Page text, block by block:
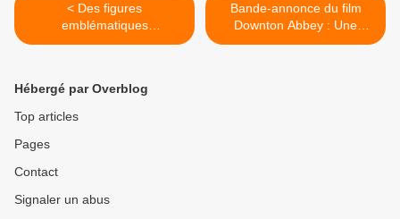
< Des figures
emblématiques
de comédies musicales
Show.
Bande-annonce du film
Downton Abbey : Une
Nouvelle Ère (VOST et VF).
Hébergé par Overblog
Top articles
Pages
Contact
Signaler un abus